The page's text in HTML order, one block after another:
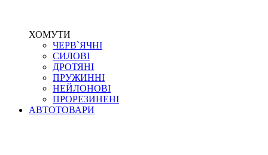
ХОМУТИ
ЧЕРВ`ЯЧНІ
СИЛОВІ
ДРОТЯНІ
ПРУЖИННІ
НЕЙЛОНОВІ
ПРОРЕЗИНЕНІ
АВТОТОВАРИ